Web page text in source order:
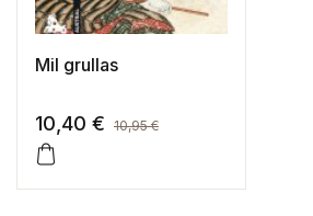
Mil grullas
10,40 € 10,95€